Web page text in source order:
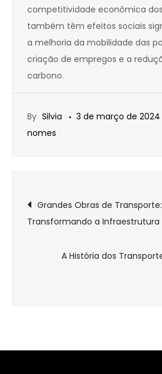
competitividade econômica
também têm efeitos sociais
a melhoria da mobilidade das
criação de empregos e a
carbono.
By Silvia 3 de março de 2024
nomes
de
Post
Grandes Obras de
Transformando a Infraestrutura
A História dos